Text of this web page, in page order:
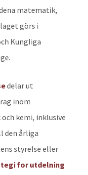
matematik,
görs i
Kungliga
delar ut
inom
kemi, inklusive
den årliga
styrelse eller
for utdelning